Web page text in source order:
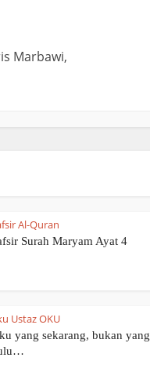
Marbawi,
Al-Quran
Surah Maryam Ayat 4
Ustaz OKU
yang sekarang, bukan yang